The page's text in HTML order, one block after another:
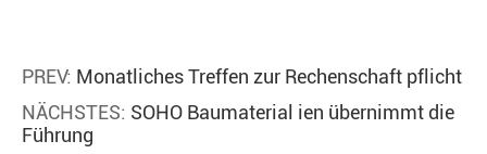
PREV: Monatliches Treffen zur Rechenschaft pflicht
NÄCHSTES: SOHO Baumaterial ien übernimmt die
Führung